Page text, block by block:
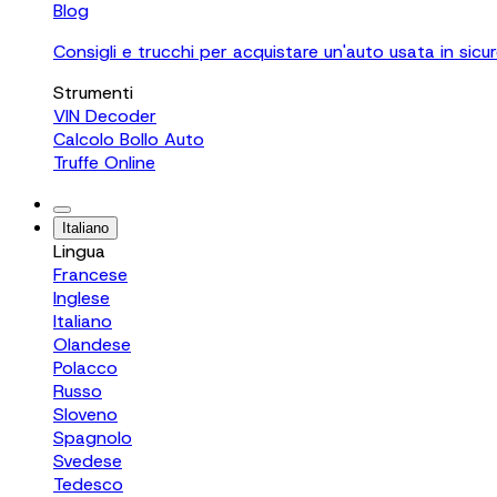
Blog
Consigli e trucchi per acquistare un'auto usata in
Strumenti
VIN Decoder
Calcolo Bollo Auto
Truffe Online
Italiano
Lingua
Francese
Inglese
Italiano
Olandese
Polacco
Russo
Sloveno
Spagnolo
Svedese
Tedesco